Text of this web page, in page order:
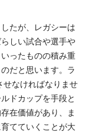
たが、レガシーは
しい試合や選手や
ったものの積み重
だと思います。ラ
せなければなりませ
ドカップを手段と
在価値があり、ま
てていくことが大